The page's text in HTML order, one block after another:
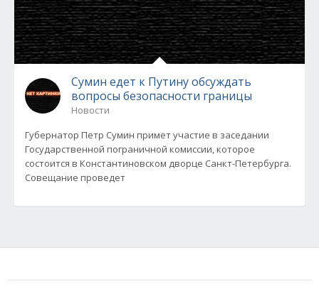
Сумин едет к Путину обсуждать
вопросы безопасности границы
Новости
Губернатор Петр Сумин примет участие в заседании
Государственной пограничной комиссии, которое
состоится в Константиновском дворце Санкт-Петербурга.
Совещание проведет